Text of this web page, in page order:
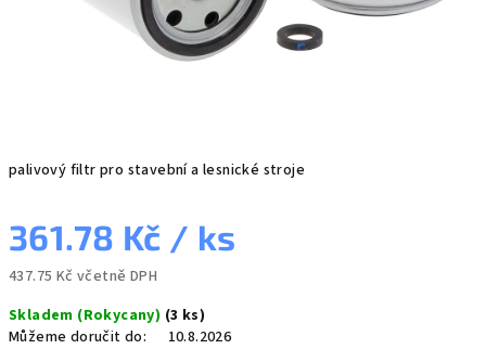
palivový filtr pro stavební a lesnické stroje
361.78 Kč / ks
437.75 Kč včetně DPH
cena:
Skladem (Rokycany) (3 ks)
Můžeme doručit do:
10.8.2026